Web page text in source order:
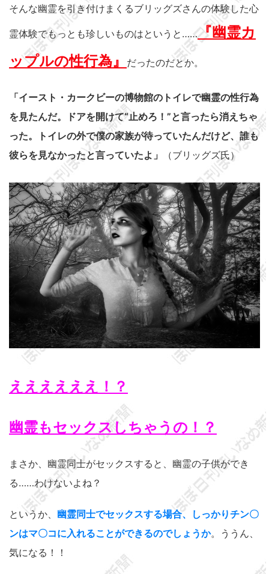
そんな幽霊を引き付けまくるブリッグズさんの体験した心
霊体験でもっとも珍しいものはというと……『幽霊カ
ップルの性行為』
だったのだとか。
「イースト・カークビーの博物館のトイレで幽霊の性行為
を見たんだ。ドアを開けて“止めろ！”と言ったら消えちゃ
った。トイレの外で僕の家族が待っていたんだけど、誰も
彼らを見なかったと言っていたよ」
（ブリッグズ氏）
ええええええ！？
幽霊もセックスしちゃうの！？
まさか、幽霊同士がセックスすると、幽霊の子供ができ
る……わけないよね？
というか、 幽霊同士でセックスする場合、しっかりチン〇
ンはマ〇コに入れることができるのでしょうか。ううん、
気になる！！